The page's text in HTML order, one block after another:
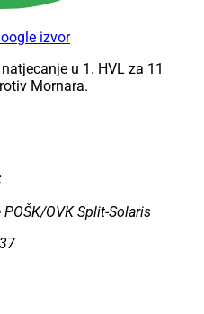
izvor
u 1. HVL za 11
Mornara.
OVK Split-Solaris